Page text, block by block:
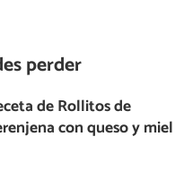
perder
de Rollitos de
con queso y miel